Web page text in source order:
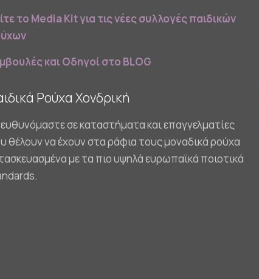
το Media Kit για τις νέες συλλογές παιδικών
και Οδηγοί στο BLOG
Ρούχα Χονδρική
σε καταστήματα και επαγγελματίες
θέλουν να έχουν στα ράφια τους μοναδικά ρούχα
με τα πιο υψηλά ευρωπαϊκά ποιοτικά